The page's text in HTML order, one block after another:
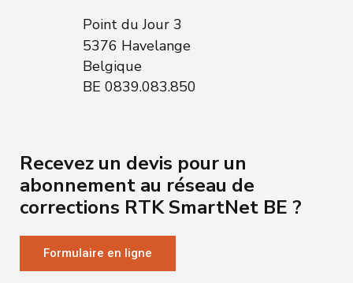
Point du Jour 3
5376 Havelange
Belgique
BE 0839.083.850
Recevez un devis pour un
abonnement au réseau de
corrections RTK SmartNet BE ?
Formulaire en ligne